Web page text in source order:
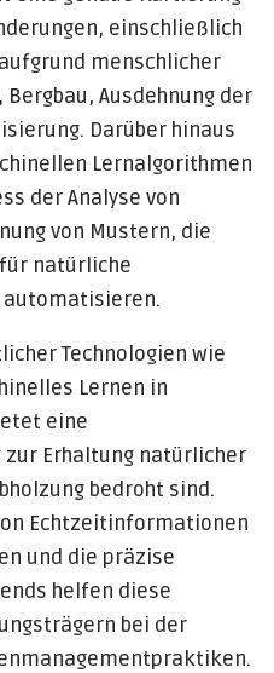
einschließlich
menschlicher
Ausdehnung der
Darüber hinaus
Lernalgorithmen
der Analyse von
von Mustern, die
natürliche
automatisieren.
Technologien wie
Lernen in
eine
zur Erhaltung natürlicher
bedroht sind.
Echtzeitinformationen
und die präzise
helfen diese
bei der